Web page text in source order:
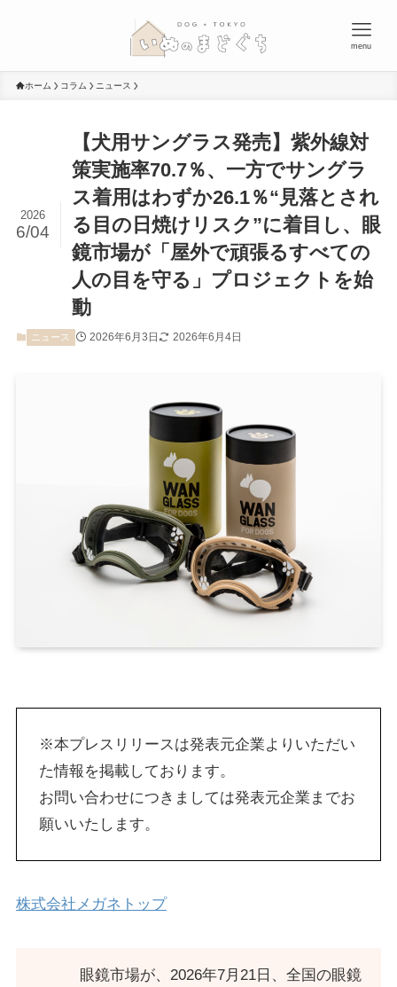
menu
ホーム コラム ニュース
【犬用サングラス発売】紫外線対
策実施率70.7％、一方でサングラ
ス着用はわずか26.1％“見落とされ
る目の日焼けリスク”に着目し、眼
鏡市場が「屋外で頑張るすべての
人の目を守る」プロジェクトを始
動
2026
6/04
ニュース 2026年6月3日 2026年6月4日
※本プレスリリースは発表元企業よりいただい
た情報を掲載しております。
お問い合わせにつきましては発表元企業までお
願いいたします。
株式会社メガネトップ
眼鏡市場が、2026年7月21日、全国の眼鏡